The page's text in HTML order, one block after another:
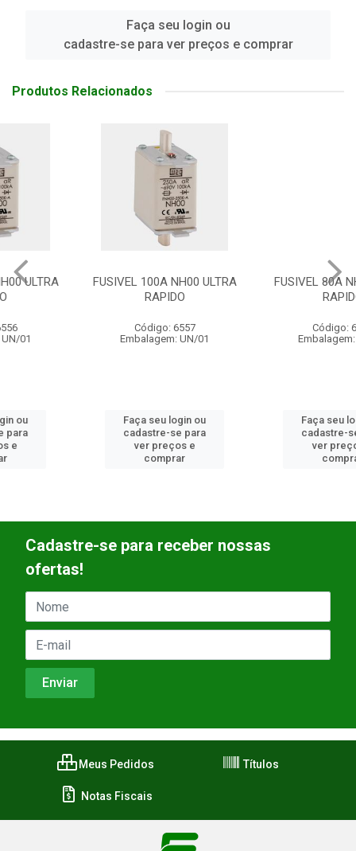
Faça seu login ou
cadastre-se para ver preços e comprar
Produtos Relacionados
FUSIVEL 100A NH00 ULTRA
Embalagem: UN/01
Faça seu login ou
cadastre-se para
FUSIVEL 80A NH00 ULTRA
Embalagem: UN/01
Faça seu login ou
cadastre-se para
Cadastre-se para receber nossas
ofertas!
Meus Pedidos Títulos
Notas Fiscais